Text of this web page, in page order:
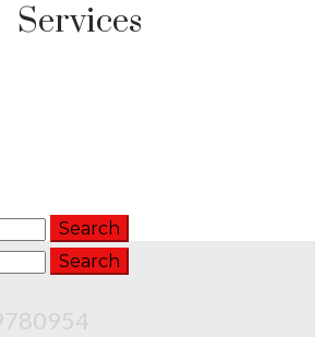
Services